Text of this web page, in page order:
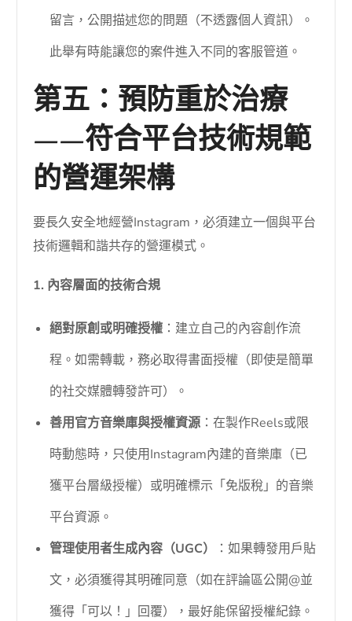
留言，公開描述您的問題（不透露個人資訊）。
此舉有時能讓您的案件進入不同的客服管道。
第五：預防重於治療
——符合平台技術規範
的營運架構
要長久安全地經營Instagram，必須建立一個與平台
技術邏輯和諧共存的營運模式。
1. 內容層面的技術合規
絕對原創或明確授權 ：建立自己的內容創作流
程。如需轉載，務必取得書面授權（即使是簡單
的社交媒體轉發許可）。
善用官方音樂庫與授權資源 ：在製作Reels或限
時動態時，只使用Instagram內建的音樂庫（已
獲平台層級授權）或明確標示「免版稅」的音樂
平台資源。
管理使用者生成內容（UGC）
：如果轉發用戶貼
文，必須獲得其明確同意（如在評論區公開@並
獲得「可以！」回覆），最好能保留授權紀錄。